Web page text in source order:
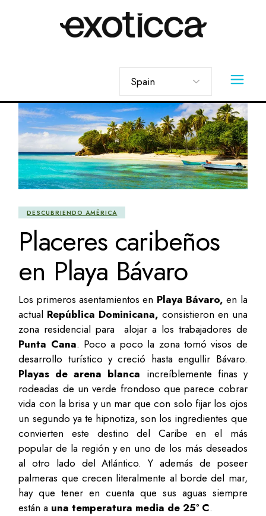
idioma
DESCUBRIENDO AMÉRICA
Placeres caribeños
en Playa Bávaro
Los primeros asentamientos en Playa Bávaro,en la
actual República Dominicana, consistieron en una
zona residencial para alojar a los trabajadores de
Punta Cana. Poco a poco la zona tomó visos de
desarrollo turístico y creció hasta engullir Bávaro.
Playas de arena blanca increíblemente finas y
rodeadas de un verde frondoso que parece cobrar
vida con la brisa y un mar que con solo fijar los ojos
un segundo ya te hipnotiza, son los ingredientes que
convierten este destino del Caribe en el más
popular de la región y en uno de los más deseados
al otro lado del Atlántico. Y además de poseer
palmeras que crecen literalmente al borde del mar,
hay que tener en cuenta que sus aguas siempre
están a una temperatura media de 25º C.